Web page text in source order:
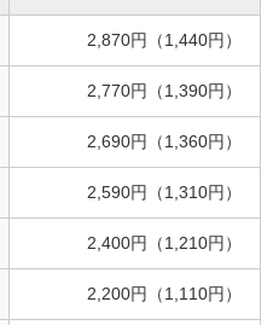
2,870円（1,440円）
2,770円（1,390円）
2,690円（1,360円）
2,590円（1,310円）
2,400円（1,210円）
2,200円（1,110円）